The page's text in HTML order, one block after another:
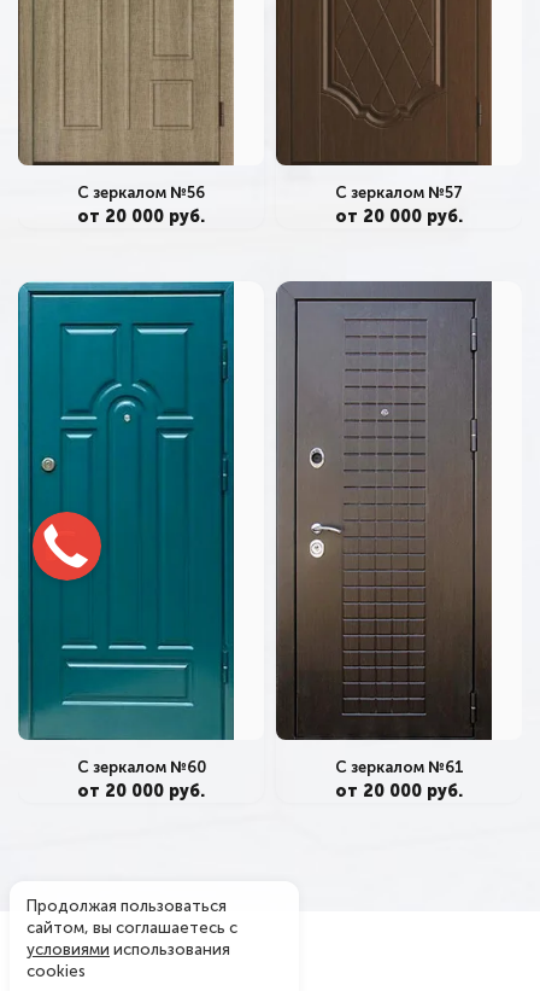
С зеркалом №56
от 20 000 руб.
С зеркалом №57
от 20 000 руб.
С зеркалом №60
от 20 000 руб.
С зеркалом №61
от 20 000 руб.
Продолжая пользоваться
сайтом, вы соглашаетесь с
условиями использования
cookies